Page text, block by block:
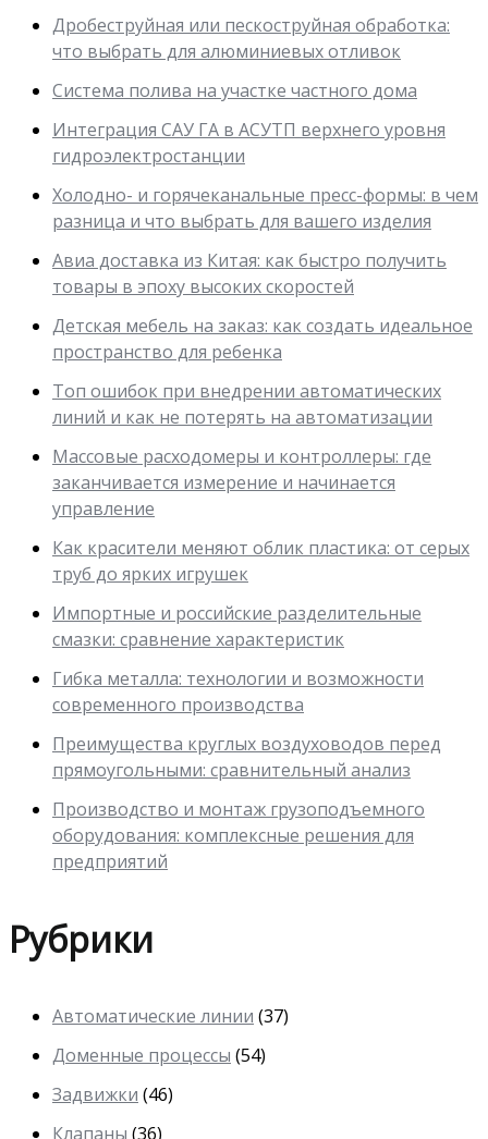
Дробеструйная или пескоструйная обработка:
что выбрать для алюминиевых отливок
Система полива на участке частного дома
Интеграция САУ ГА в АСУТП верхнего уровня
гидроэлектростанции
Холодно- и горячеканальные пресс-формы: в чем
разница и что выбрать для вашего изделия
Авиа доставка из Китая: как быстро получить
товары в эпоху высоких скоростей
Детская мебель на заказ: как создать идеальное
пространство для ребенка
Топ ошибок при внедрении автоматических
линий и как не потерять на автоматизации
Массовые расходомеры и контроллеры: где
заканчивается измерение и начинается
управление
Как красители меняют облик пластика: от серых
труб до ярких игрушек
Импортные и российские разделительные
смазки: сравнение характеристик
Гибка металла: технологии и возможности
современного производства
Преимущества круглых воздуховодов перед
прямоугольными: сравнительный анализ
Производство и монтаж грузоподъемного
оборудования: комплексные решения для
предприятий
Рубрики
Автоматические линии (37)
Доменные процессы (54)
Задвижки (46)
Клапаны (36)